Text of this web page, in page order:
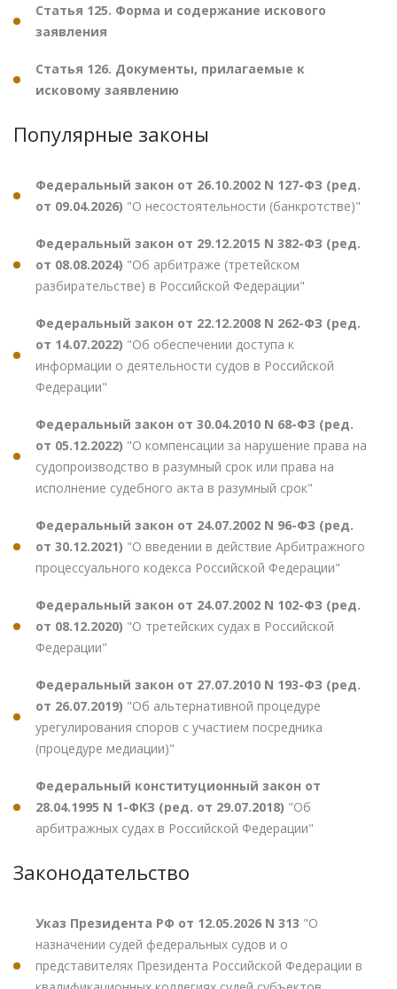
Статья 125. Форма и содержание искового
заявления
Статья 126. Документы, прилагаемые к
исковому заявлению
Популярные законы
Федеральный закон от 26.10.2002 N 127-ФЗ (ред.
от 09.04.2026) "О несостоятельности (банкротстве)"
Федеральный закон от 29.12.2015 N 382-ФЗ (ред.
от 08.08.2024) "Об арбитраже (третейском
разбирательстве) в Российской Федерации"
Федеральный закон от 22.12.2008 N 262-ФЗ (ред.
от 14.07.2022) "Об обеспечении доступа к
информации о деятельности судов в Российской
Федерации"
Федеральный закон от 30.04.2010 N 68-ФЗ (ред.
от 05.12.2022) "О компенсации за нарушение права на
судопроизводство в разумный срок или права на
исполнение судебного акта в разумный срок"
Федеральный закон от 24.07.2002 N 96-ФЗ (ред.
от 30.12.2021) "О введении в действие Арбитражного
процессуального кодекса Российской Федерации"
Федеральный закон от 24.07.2002 N 102-ФЗ (ред.
от 08.12.2020) "О третейских судах в Российской
Федерации"
Федеральный закон от 27.07.2010 N 193-ФЗ (ред.
от 26.07.2019) "Об альтернативной процедуре
урегулирования споров с участием посредника
(процедуре медиации)"
Федеральный конституционный закон от
28.04.1995 N 1-ФКЗ (ред. от 29.07.2018) "Об
арбитражных судах в Российской Федерации"
Законодательство
Указ Президента РФ от 12.05.2026 N 313 "О
назначении судей федеральных судов и о
представителях Президента Российской Федерации в